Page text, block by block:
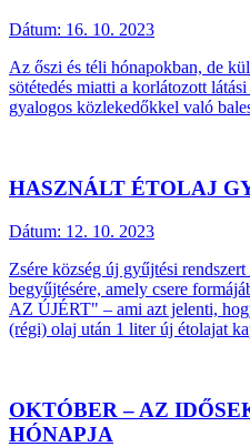
Dátum: 16. 10. 2023
Az őszi és téli hónapokban, de
sötétedés miatti a korlátozott
gyalogos közlekedőkkel való
HASZNÁLT ÉTOLAJ
Dátum: 12. 10. 2023
Zsére község új gyűjtési
begyűjtésére, amely csere
AZ ÚJÉRT" – ami azt jelenti,
(régi) olaj után 1 liter új étolajat
OKTÓBER – AZ
HÓNAPJA